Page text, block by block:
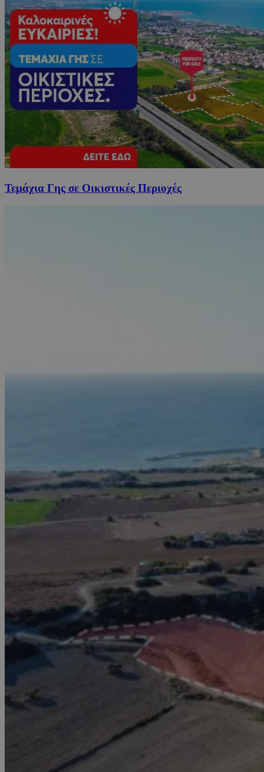
Τεμάχια Γης σε Οικιστικές Περιοχές